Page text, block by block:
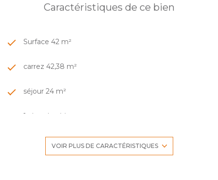
Caractéristiques de ce bien
Surface 42 m²
carrez 42,38 m²
séjour 24 m²
1 chambre(s)
VOIR PLUS DE CARACTÉRISTIQUES